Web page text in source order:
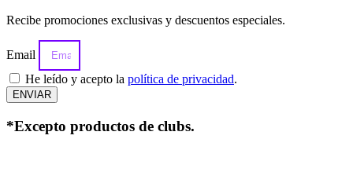
Recibe promociones exclusivas y descuentos especiales.
Email
He leído y acepto la política de privacidad.
ENVIAR
*Excepto productos de clubs.